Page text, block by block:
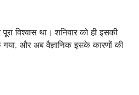
विश्वास था। शनिवार को ही इसकी
और अब वैज्ञानिक इसके कारणों की